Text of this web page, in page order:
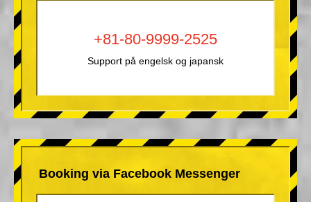
+81-80-9999-2525
Support på engelsk og japansk
Booking via Facebook Messenger